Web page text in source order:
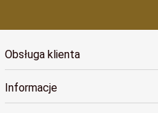
Obsługa klienta
Informacje